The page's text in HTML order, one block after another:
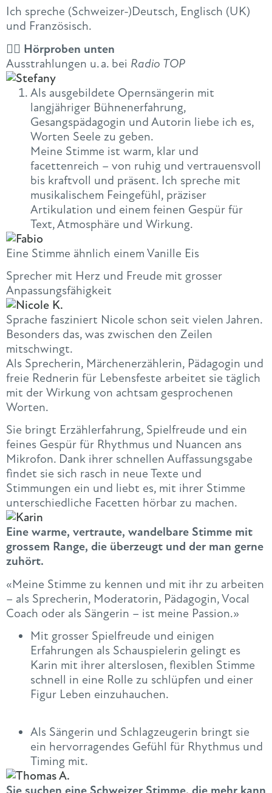
Ich spreche (Schweizer-)Deutsch, Englisch (UK)
und Französisch.
👇🏻 Hörproben unten
Ausstrahlungen u. a. bei Radio TOP
Als ausgebildete Opernsängerin mit
langjähriger Bühnenerfahrung,
Gesangspädagogin und Autorin liebe ich es,
Worten Seele zu geben.
Meine Stimme ist warm, klar und
facettenreich – von ruhig und vertrauensvoll
bis kraftvoll und präsent. Ich spreche mit
musikalischem Feingefühl, präziser
Artikulation und einem feinen Gespür für
Text, Atmosphäre und Wirkung.
Eine Stimme ähnlich einem Vanille Eis
Sprecher mit Herz und Freude mit grosser
Anpassungsfähigkeit
Sprache fasziniert Nicole schon seit vielen Jahren.
Besonders das, was zwischen den Zeilen
mitschwingt.
Als Sprecherin, Märchenerzählerin, Pädagogin und
freie Rednerin für Lebensfeste arbeitet sie täglich
mit der Wirkung von achtsam gesprochenen
Worten.
Sie bringt Erzählerfahrung, Spielfreude und ein
feines Gespür für Rhythmus und Nuancen ans
Mikrofon. Dank ihrer schnellen Auffassungsgabe
findet sie sich rasch in neue Texte und
Stimmungen ein und liebt es, mit ihrer Stimme
unterschiedliche Facetten hörbar zu machen.
Eine warme, vertraute, wandelbare Stimme mit
grossem Range, die überzeugt und der man gerne
zuhört.
«Meine Stimme zu kennen und mit ihr zu arbeiten
– als Sprecherin, Moderatorin, Pädagogin, Vocal
Coach oder als Sängerin – ist meine Passion.»
Mit grosser Spielfreude und einigen
Erfahrungen als Schauspielerin gelingt es
Karin mit ihrer alterslosen, flexiblen Stimme
schnell in eine Rolle zu schlüpfen und einer
Figur Leben einzuhauchen.
Als Sängerin und Schlagzeugerin bringt sie
ein hervorragendes Gefühl für Rhythmus und
Timing mit.